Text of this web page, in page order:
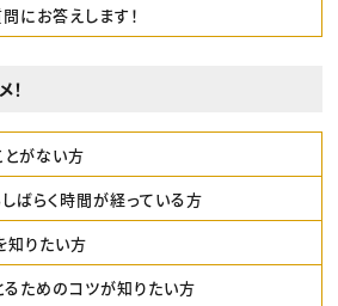
にお答えします！
！
がない方
ばらく時間が経っている方
りたい方
ためのコツが知りたい方